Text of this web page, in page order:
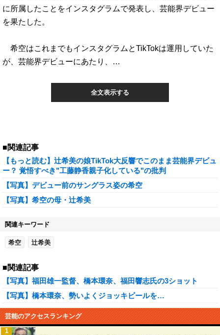
に所属したことをインスタグラムで発表し、芸能界デビュー
を果たした。
希空はこれまでもインスタグラムとTikTokは運用していた
が、芸能界デビューにあたり、…
全文表示する
■関連記事
【もっと読む】辻希美の娘TikTok大反響でこのまま芸能界デビュ
ー？ 覚悟すべき"工藤静香親子化している"の批判
【写真】デビュー前のサングラス姿の希空
【写真】希空の母・辻希美
関連キーワード
希空 辻希美
■関連記事
【写真】福田雄一監督、橋本環奈、福田響志氏の3ショット
【写真】橋本環奈、勢いよくジョッキビールを…
芸能のアクセスランキング
1